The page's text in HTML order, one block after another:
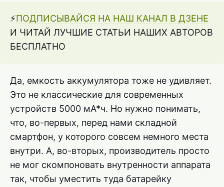
⚡️ПОДПИСЫВАЙСЯ НА НАШ КАНАЛ В ДЗЕНЕ
И ЧИТАЙ ЛУЧШИЕ СТАТЬИ НАШИХ АВТОРОВ
БЕСПЛАТНО
Да, емкость аккумулятора тоже не удивляет.
Это не классические для современных
устройств 5000 мА*ч. Но нужно понимать,
что, во-первых, перед нами складной
смартфон, у которого совсем немного места
внутри. А, во-вторых, производитель просто
не мог скомпоновать внутренности аппарата
так, чтобы уместить туда батарейку